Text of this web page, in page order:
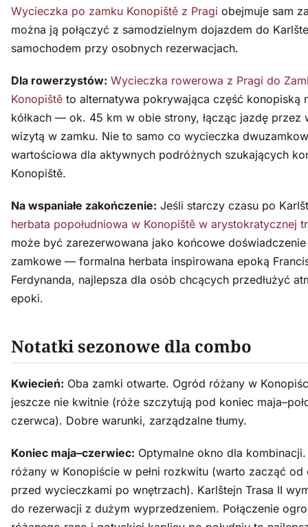
Wycieczka po zamku Konopiště z Pragi obejmuje sam
można ją połączyć z samodzielnym dojazdem do
samochodem przy osobnych rezerwacjach.
Dla rowerzystów: Wycieczka rowerowa z Pragi do
Konopiště to alternatywa pokrywająca część konopiską
kółkach — ok. 45 km w obie strony, łącząc jazdę przez
wizytą w zamku. Nie to samo co wycieczka
wartościowa dla aktywnych podróżnych szukających
Konopiště.
Na wspaniałe zakończenie: Jeśli starczy czasu po
herbata popołudniowa w Konopiště w arystokratycznej
może być zarezerwowana jako końcowe doświadczenie
zamkowe — formalna herbata inspirowana epoką
Ferdynanda, najlepsza dla osób chcących przedłużyć
epoki.
Notatki sezonowe dla combo
Kwiecień: Oba zamki otwarte. Ogród różany w
jeszcze nie kwitnie (róże szczytują pod koniec
czerwca). Dobre warunki, zarządzalne tłumy.
Koniec maja–czerwiec: Optymalne okno dla
różany w Konopiście w pełni rozkwitu (warto zacząć od
przed wycieczkami po wnętrzach). Karlštejn Trasa II
do rezerwacji z dużym wyprzedzeniem. Połączenie